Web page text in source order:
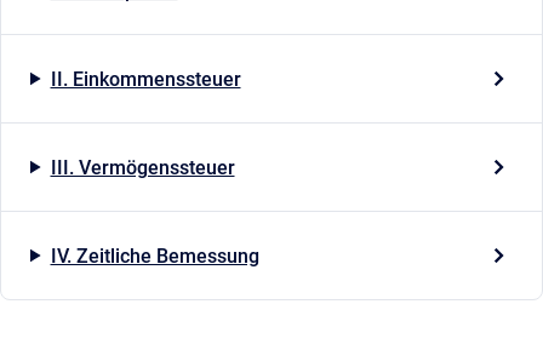
II. Einkommenssteuer
III. Vermögenssteuer
IV. Zeitliche Bemessung